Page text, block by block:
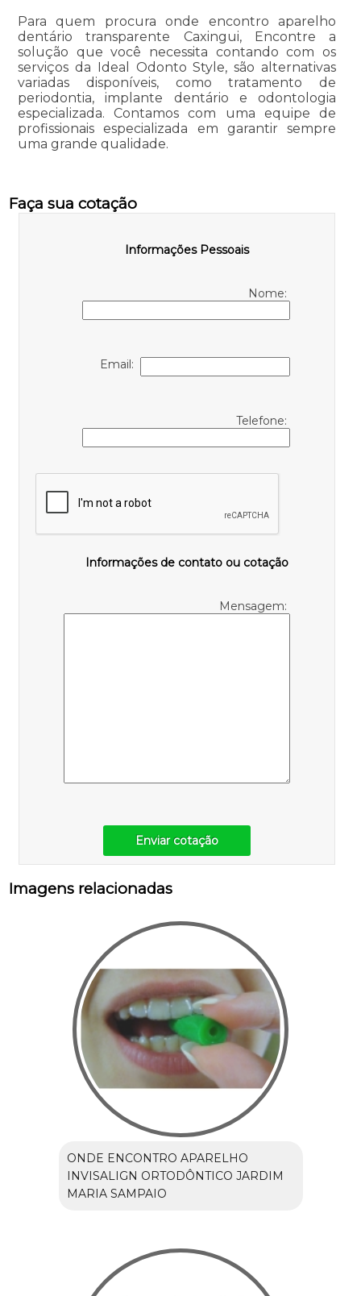
Para quem procura onde encontro aparelho
dentário transparente Caxingui, Encontre a
solução que você necessita contando com os
serviços da Ideal Odonto Style, são alternativas
variadas disponíveis, como tratamento de
periodontia, implante dentário e odontologia
especializada. Contamos com uma equipe de
profissionais especializada em garantir sempre
uma grande qualidade.
Faça sua cotação
Informações Pessoais
Nome:
Email:
Telefone:
Informações de contato ou cotação
Mensagem:
Enviar cotação
Imagens relacionadas
ONDE ENCONTRO APARELHO
INVISALIGN ORTODÔNTICO JARDIM
MARIA SAMPAIO